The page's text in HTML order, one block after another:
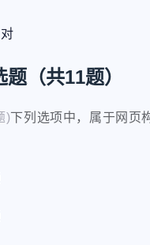
对
（共11题）
)下列选项中，属于网页